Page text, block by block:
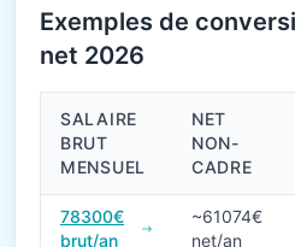
Exemples de
net 2026
Conversions de salaire
SALAIRE
BRUT
MENSUEL
NET
NON-
CADRE
78300€
brut/an
~61074€
net/an